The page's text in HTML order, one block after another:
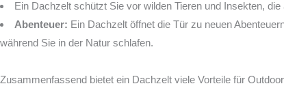
Ein Dachzelt schützt Sie vor wilden Tieren und Insekten,
Abenteuer: Ein Dachzelt öffnet die Tür zu neuen
während Sie in der Natur schlafen.
Zusammenfassend bietet ein Dachzelt viele Vorteile für